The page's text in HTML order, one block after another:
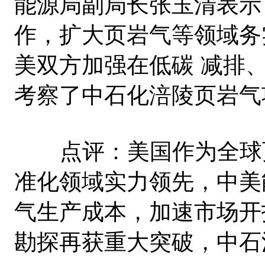
作，扩大页岩气等领域
美双方加强在低碳 减排
考察了中石化涪陵页岩
点评：美国作为全球
准化领域实力领先，中
气生产成本，加速市场
勘探再获重大突破，中